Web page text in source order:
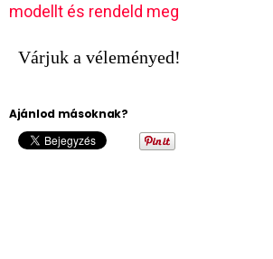
modellt és rendeld meg
Várjuk a véleményed!
Ajánlod másoknak?